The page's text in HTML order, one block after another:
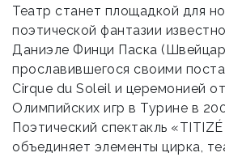
Театр станет площадкой для
поэтической фантазии
Даниэле Финци Паска
прославившегося своими
Cirque du Soleil и церемонией
Олимпийских игр в Турине в
Поэтический спектакль
объединяет элементы цирка,